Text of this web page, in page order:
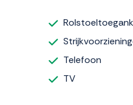
Telefoon
TV